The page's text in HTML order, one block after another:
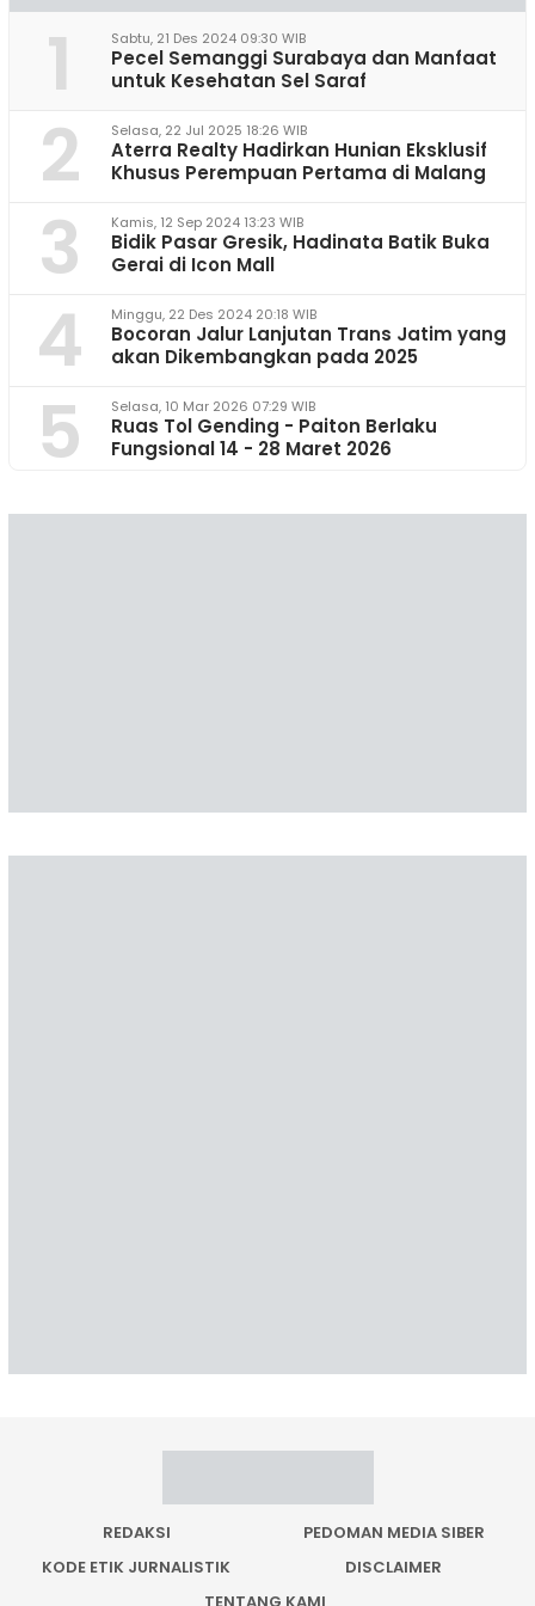
1 Sabtu, 21 Des 2024 09:30 WIB
Pecel Semanggi Surabaya dan Manfaat
untuk Kesehatan Sel Saraf
2 Selasa, 22 Jul 2025 18:26 WIB
Aterra Realty Hadirkan Hunian Eksklusif
Khusus Perempuan Pertama di Malang
3 Kamis, 12 Sep 2024 13:23 WIB
Bidik Pasar Gresik, Hadinata Batik Buka
Gerai di Icon Mall
4 Minggu, 22 Des 2024 20:18 WIB
Bocoran Jalur Lanjutan Trans Jatim yang
akan Dikembangkan pada 2025
5 Selasa, 10 Mar 2026 07:29 WIB
Ruas Tol Gending - Paiton Berlaku
Fungsional 14 - 28 Maret 2026
REDAKSI
PEDOMAN MEDIA SIBER
KODE ETIK JURNALISTIK
DISCLAIMER